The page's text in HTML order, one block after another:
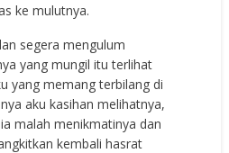
ke mulutnya.
segera mengulum
yang mungil itu terlihat
yang memang terbilang di
aku kasihan melihatnya,
malah menikmatinya dan
kembali hasrat